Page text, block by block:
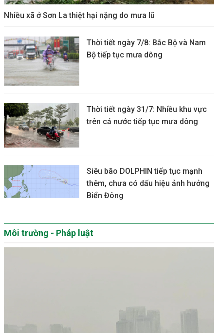
Nhiều xã ở Sơn La thiệt hại nặng do mưa lũ
Thời tiết ngày 7/8: Bắc Bộ và Nam
Bộ tiếp tục mưa dông
Thời tiết ngày 31/7: Nhiều khu vực
trên cả nước tiếp tục mưa dông
Siêu bão DOLPHIN tiếp tục mạnh
thêm, chưa có dấu hiệu ảnh hưởng
Biển Đông
Môi trường - Pháp luật